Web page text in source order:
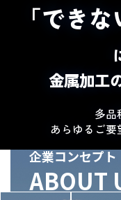
「できな
金属加工
多品
あらゆるご
企業コンセプト
ABOUT